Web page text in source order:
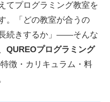
てプログラミング教室を
。「どの教室が合うの
続きするか」——そんな
QUREOプログラミング
徴・カリキュラム・料